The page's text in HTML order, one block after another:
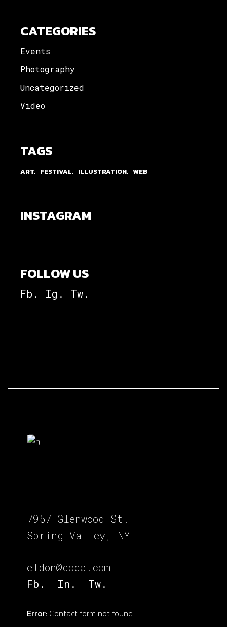
CATEGORIES
Events
Photography
Uncategorized
Video
TAGS
ART FESTIVAL ILLUSTRATION WEB
INSTAGRAM
FOLLOW US
Fb. Ig. Tw.
7957 Glenwood St.
Spring Valley, NY
eldon@qode.com
Fb.
In. Tw.
Error: Contact form not found.